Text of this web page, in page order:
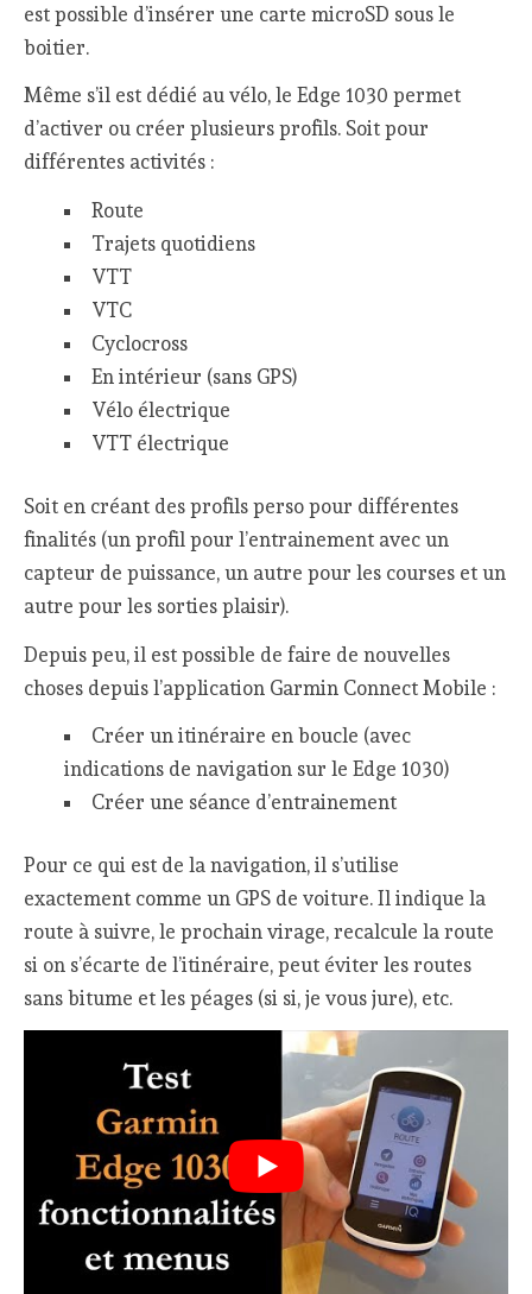
est possible d’insérer une carte microSD sous le
boitier.
Même s’il est dédié au vélo, le Edge 1030 permet
d’activer ou créer plusieurs profils. Soit pour
différentes activités :
Route
Trajets quotidiens
VTT
VTC
Cyclocross
En intérieur (sans GPS)
Vélo électrique
VTT électrique
Soit en créant des profils perso pour différentes
finalités (un profil pour l’entrainement avec un
capteur de puissance, un autre pour les courses et un
autre pour les sorties plaisir).
Depuis peu, il est possible de faire de nouvelles
choses depuis l’application Garmin Connect Mobile :
Créer un itinéraire en boucle (avec
indications de navigation sur le Edge 1030)
Créer une séance d’entrainement
Pour ce qui est de la navigation, il s’utilise
exactement comme un GPS de voiture. Il indique la
route à suivre, le prochain virage, recalcule la route
si on s’écarte de l’itinéraire, peut éviter les routes
sans bitume et les péages (si si, je vous jure), etc.